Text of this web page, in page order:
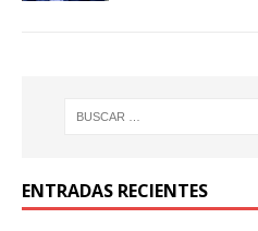
ENTRADAS RECIENTES